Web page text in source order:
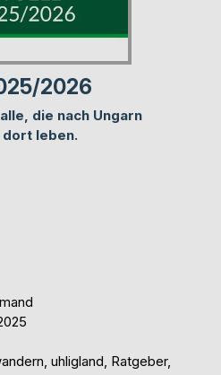
2026
die nach Ungarn
leben.
uhligland, Ratgeber,